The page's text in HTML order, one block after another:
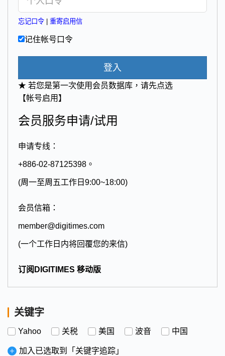
忘记口令 重寄启用信
记住帐号口令
登入
★ 若您是第一次使用会员数据库，请先点选
【帐号启用】
会员服务申请/试用
申请专线：
+886-02-87125398。
(周一至周五工作日9:00~18:00)
会员信箱：
member@digitimes.com
(一个工作日内将回覆您的来信)
订阅DIGITIMES 移动版
关键字
Yahoo 关税 美国 波音 中国
加入已选取到「关键字追踪」